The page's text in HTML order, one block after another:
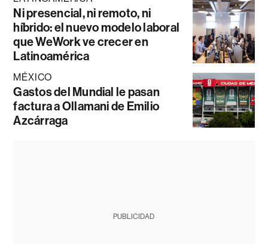
Ni presencial, ni remoto, ni
híbrido: el nuevo modelo laboral
que WeWork ve crecer en
Latinoamérica
MÉXICO
Gastos del Mundial le pasan
factura a Ollamani de Emilio
Azcárraga
PUBLICIDAD